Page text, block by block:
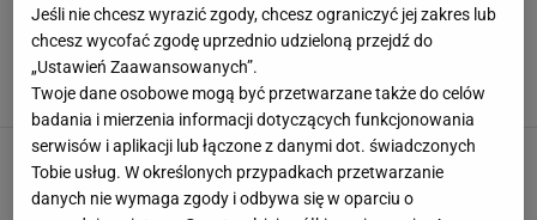
Przepis na leniwe niczym z baru mlecznego.
Znajoma mojej babci tam pracowała i zdradziła
jej przepis
KLUSKI LENIWE LENIWE PIEROGI LENIWE
Jak zrobić kluski leniwe, żeby były mięciutkie?
Błąd z serem sprawi, że wyjdą ci twarde
bambaryły
Jeśli nie chcesz wyrazić zgody, chcesz ograniczyć jej zakres lub
chcesz wycofać zgodę uprzednio udzieloną przejdź do
„Ustawień Zaawansowanych”.
Twoje dane osobowe mogą być przetwarzane także do celów
badania i mierzenia informacji dotyczących funkcjonowania
serwisów i aplikacji lub łączone z danymi dot. świadczonych
Tobie usług. W określonych przypadkach przetwarzanie
danych nie wymaga zgody i odbywa się w oparciu o